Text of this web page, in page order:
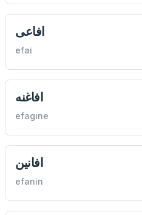
افاعی
efai
افاغنه
efagıne
افانين
efanin